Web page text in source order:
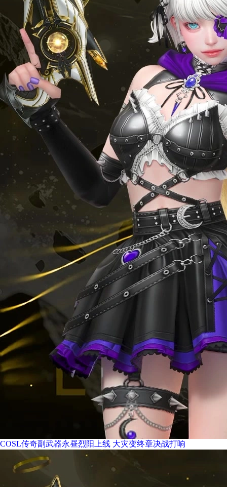
COSL传奇副武器永昼烈阳上线 大灾变终章决战打响